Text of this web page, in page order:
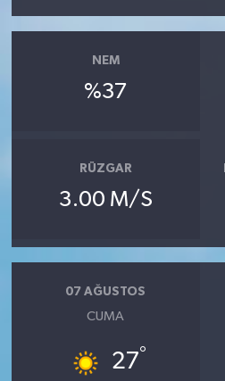
NEM
%37
RÜZGAR
3.00 M/S
07 AĞUSTOS
CUMA
27°